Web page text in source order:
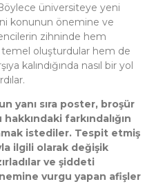
üniversiteye yeni
konunun önemine ve
zihninde hem
temel oluşturdular hem de
kalındığında nasıl bir yol
yanı sıra poster, broşür
farkındalığın
istediler. Tespit etmiş
ilgili olarak değişik
ve şiddeti
vurgu yapan afişler